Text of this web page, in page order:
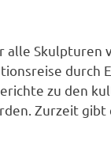
alle
durch
zu den
Zurzeit